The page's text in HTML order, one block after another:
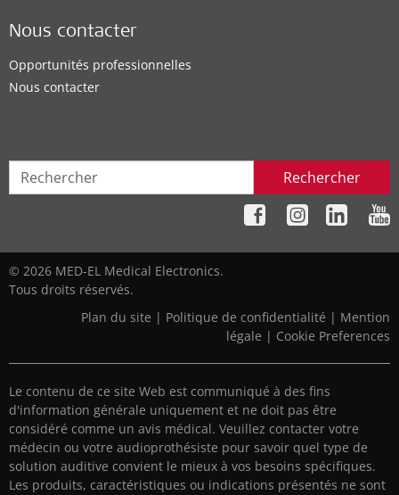
Nous contacter
Opportunités professionnelles
Nous contacter
Rechercher
© 2026 MED-EL Medical Electronics.
Tous droits réservés.
Plan du site | Politique de confidentialité | Mention
légale | Cookie Preferences
Le contenu de ce site Web est communiqué à des fins
d'information générale uniquement et ne doit pas être
considéré comme un avis médical. Veuillez contacter votre
médecin ou votre audioprothésiste pour savoir quel type de
solution auditive convient le mieux à vos besoins spécifiques.
Les produits, caractéristiques ou indications présentés ne sont